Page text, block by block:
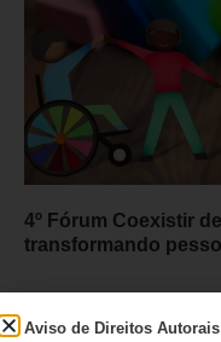
4º Fórum Coexistir
transformando
08/08/2026
Aviso de Direitos Autorais